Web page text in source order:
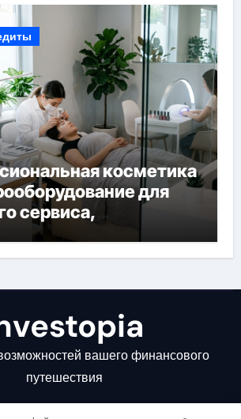
косметика
для
сервиса,
ресниц и
вашего финансового
путешествия